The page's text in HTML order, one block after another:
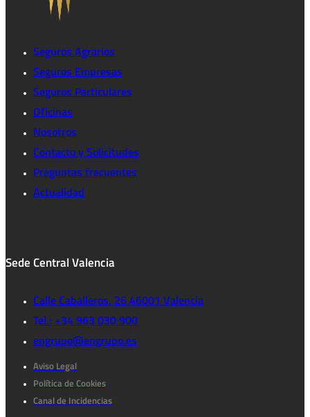
Seguros Agrarios
Seguros Empresas
Seguros Particulares
Oficinas
Nosotros
Contacto y Solicitudes
Preguntas frecuentes
Actualidad
Sede Central Valencia
Calle Caballeros, 26 46001 Valencia
Tel.: +34 963 030 900
engrupo@engrupo.es
Aviso Legal
Política de Cookies
Canal de Incidencias